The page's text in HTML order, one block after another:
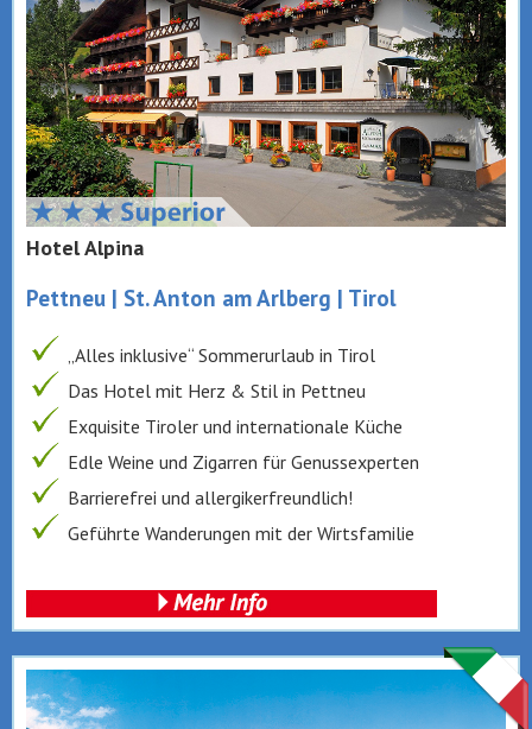
Hotel Alpina
Pettneu | St. Anton am Arlberg | Tirol
„Alles inklusive“ Sommerurlaub in Tirol
Das Hotel mit Herz & Stil in Pettneu
Exquisite Tiroler und internationale Küche
Edle Weine und Zigarren für Genussexperten
Barrierefrei und allergikerfreundlich!
Geführte Wanderungen mit der Wirtsfamilie